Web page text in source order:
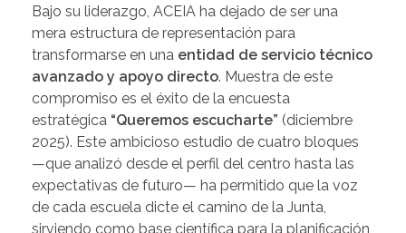
Bajo su liderazgo, ACEIA ha dejado de ser una
mera estructura de representación para
transformarse en una entidad de servicio técnico
avanzado y apoyo directo. Muestra de este
compromiso es el éxito de la encuesta
estratégica “Queremos escucharte” (diciembre
2025). Este ambicioso estudio de cuatro bloques
—que analizó desde el perfil del centro hasta las
expectativas de futuro— ha permitido que la voz
de cada escuela dicte el camino de la Junta,
sirviendo como base científica para la planificación